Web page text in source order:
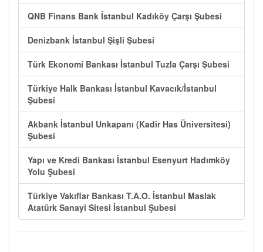
QNB Finans Bank İstanbul Kadıköy Çarşı Şubesi
Denizbank İstanbul Şişli Şubesi
Türk Ekonomi Bankası İstanbul Tuzla Çarşı Şubesi
Türkiye Halk Bankası İstanbul Kavacık/İstanbul
Şubesi
Akbank İstanbul Unkapanı (Kadir Has Üniversitesi)
Şubesi
Yapı ve Kredi Bankası İstanbul Esenyurt Hadımköy
Yolu Şubesi
Türkiye Vakıflar Bankası T.A.O. İstanbul Maslak
Atatürk Sanayi Sitesi İstanbul Şubesi